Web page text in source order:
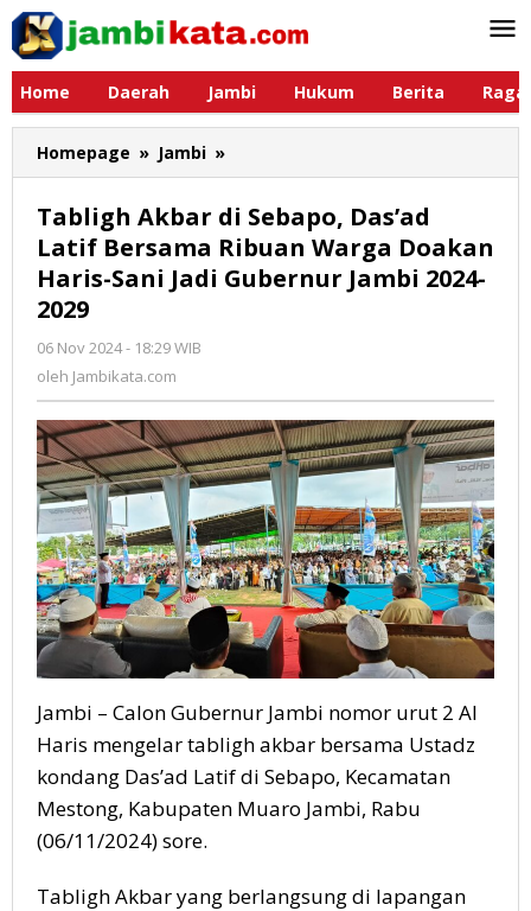
Lewati
konten
Home
Daerah Jambi Hukum Berita
Homepage » Jambi »
Akbar
di
Sebapo,
Das'ad
Latif
Haris-
Sani
Jadi
Gubernur
Jambi
2024-
2029
Tabligh Akbar di Sebapo, Das’ad
Latif Bersama Ribuan Warga Doakan
Haris-Sani Jadi Gubernur Jambi 2024-
2029
06 Nov 2024 - 18:29 WIB
oleh Jambikata.com
Jambi – Calon Gubernur Jambi nomor urut 2 Al
Haris mengelar tabligh akbar bersama Ustadz
kondang Das’ad Latif di Sebapo, Kecamatan
Mestong, Kabupaten Muaro Jambi, Rabu
(06/11/2024) sore.
Tabligh Akbar yang berlangsung di lapangan